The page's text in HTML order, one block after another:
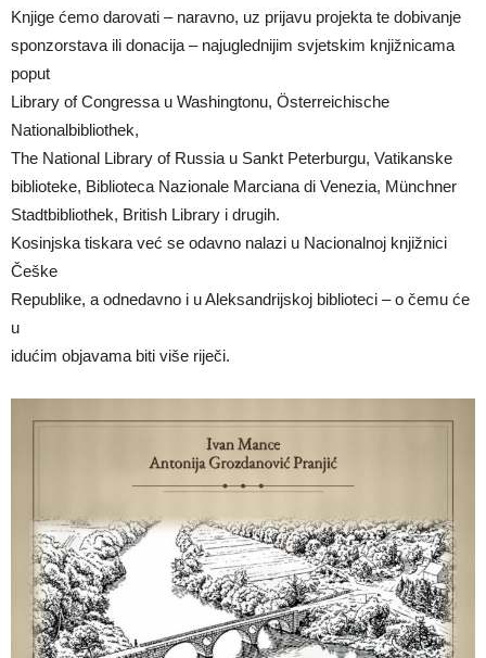
Knjige ćemo darovati – naravno, uz prijavu projekta te dobivanje
sponzorstava ili donacija – najuglednijim svjetskim knjižnicama
poput
Library of Congressa u Washingtonu, Österreichische
Nationalbibliothek,
The National Library of Russia u Sankt Peterburgu, Vatikanske
biblioteke, Biblioteca Nazionale Marciana di Venezia, Münchner
Stadtbibliothek, British Library i drugih.
Kosinjska tiskara već se odavno nalazi u Nacionalnoj knjižnici
Češke
Republike, a odnedavno i u Aleksandrijskoj biblioteci – o čemu će
u
idućim objavama biti više riječi.